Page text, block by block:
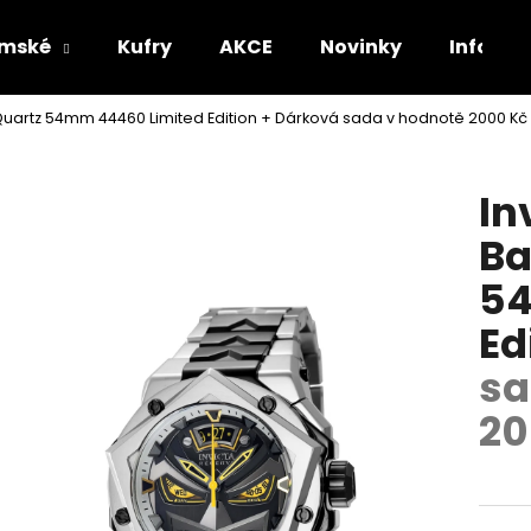
Kufry AKCE Novinky
54mm 44460 Limited Edition + Dárková sada v hodnotě 2000 Kč
Co potřebujete najít?
Doporučujeme